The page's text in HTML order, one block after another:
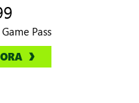
Pass